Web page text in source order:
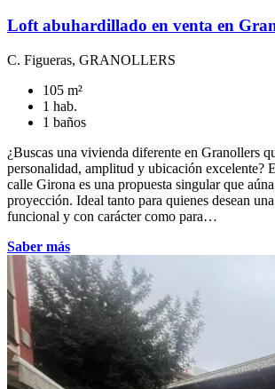
Loft abuhardillado en venta en
C. Figueras, GRANOLLERS
105 m²
1 hab.
1 baños
¿Buscas una vivienda diferente en Granollers
personalidad, amplitud y ubicación excelente?
calle Girona es una propuesta singular que
proyección. Ideal tanto para quienes desean
funcional y con carácter como para…
Saber más